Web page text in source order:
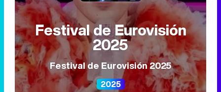
Festival de Eurovisión
2025
Festival de Eurovisión 2025
2025